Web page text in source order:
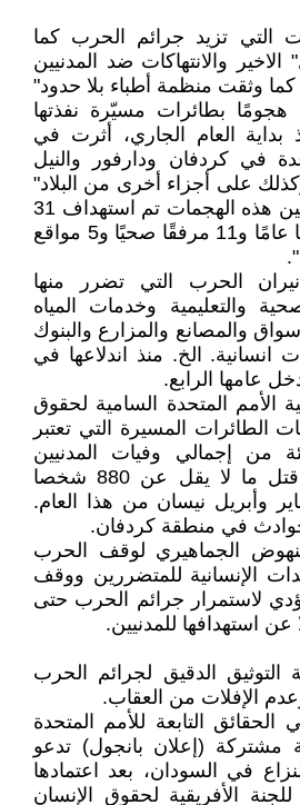
التي تزيد جرائم الحرب كما
الاخير والانتهاكات ضد المدنيين
كما وثقت منظمة أطباء بلا حدود"
إن ما يقرب من 350 هجومًا بطائرات مسيّرة نفذتها
بداية العام الجاري، أثرت في
في كردفان ودارفور والنيل
وكذلك على أجزاء أخرى من البلاد"
وأشارت الى انه " من بين هذه الهجمات تم استهداف 31
طريقًا و28 مرفقًا تجاريًا عامًا و11 مرفقًا صحيًا و5 مواقع
الحرب التي تضرر منها
والتعليمية وخدمات المياه
والمصانع والمزارع والبنوك
الخ. منذ اندلاعها في
الأمم المتحدة السامية لحقوق
الطائرات المسيرة التي تعتبر
عن 80 بالمئة من إجمالي وفيات المدنيين
المرتبطة بالصراع، إذ قتل ما لا يقل عن 880 شخصا
وأبريل نيسان من هذا العام.
في منطقة كردفان.
الجماهيري لوقف الحرب
الإنسانية للمتضررين ووقف
لاستمرار جرائم الحرب حتى
استهدافها للمدنيين.
الدقيق لجرائم الحرب
الإفلات من العقاب.
التابعة للأمم المتحدة
مشتركة (إعلان بانجول) تدعو
في السودان، بعد اعتمادها
ختام الدورة الـ87 للجنة الأفريقية لحقوق الإنسان